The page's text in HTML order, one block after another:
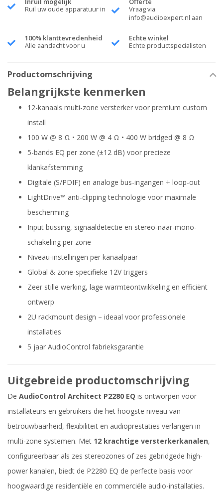
Ruil uw oude apparatuur in
Vraag via
info@audioexpert.nl aan
100% klanttevredenheid
Alle aandacht voor u
Echte winkel
Echte productspecialisten
Productomschrijving
Belangrijkste kenmerken
12-kanaals multi-zone versterker voor premium custom
install
100 W @ 8 Ω • 200 W @ 4 Ω • 400 W bridged @ 8 Ω
5-bands EQ per zone (±12 dB) voor precieze
klankafstemming
Digitale (S/PDIF) en analoge bus-ingangen + loop-out
LightDrive™ anti-clipping technologie voor maximale
bescherming
Input bussing, signaaldetectie en stereo-naar-mono-
schakeling per zone
Niveau-instellingen per kanaalpaar
Global & zone-specifieke 12V triggers
Zeer stille werking, lage warmteontwikkeling en efficiënt
ontwerp
2U rackmount design – ideaal voor professionele
installaties
5 jaar AudioControl fabrieksgarantie
Uitgebreide productomschrijving
De AudioControl Architect P2280 EQ is ontworpen voor
installateurs en gebruikers die het hoogste niveau van
betrouwbaarheid, flexibiliteit en audioprestaties verlangen in
multi-zone systemen. Met 12 krachtige versterkerkanalen,
configureerbaar als zes stereozones of zes gebridgede high-
power kanalen, biedt de P2280 EQ de perfecte basis voor
hoogwaardige residentiële en commerciële audio-installaties.